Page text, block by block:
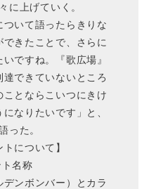
に上げていく。
いて語ったらきりな
きたことで、さらに
ですね。『歌広場』
できていないところ
とならこいつにきけ
なりたいです」と、
った。
について】
名称
ンボンバー）とカラ